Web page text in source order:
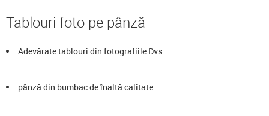
Tablouri foto pe pânză
Adevărate tablouri din fotografiile Dvs
pânză din bumbac de înaltă calitate